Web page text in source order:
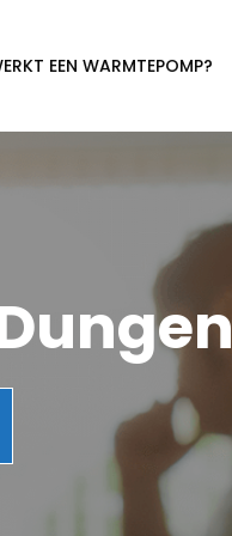
EEN WARMTEPOMP?